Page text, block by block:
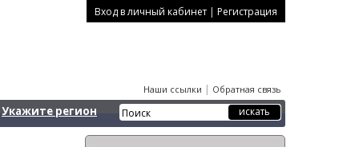
Вход в личный кабинет | Регистрация
Наши ссылки | Обратная связь
Укажите регион